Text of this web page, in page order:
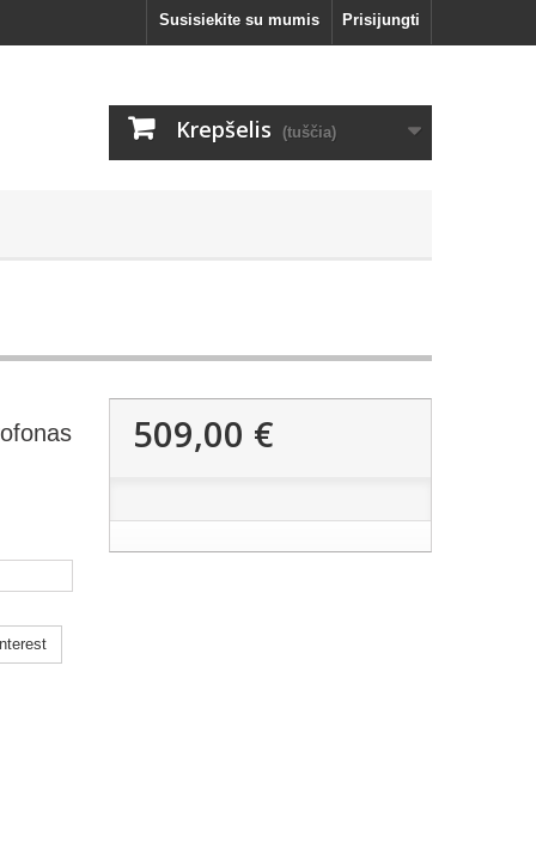
Prisijungti
Susisiekite su mumis
Krepšelis (tuščia)
509,00 €